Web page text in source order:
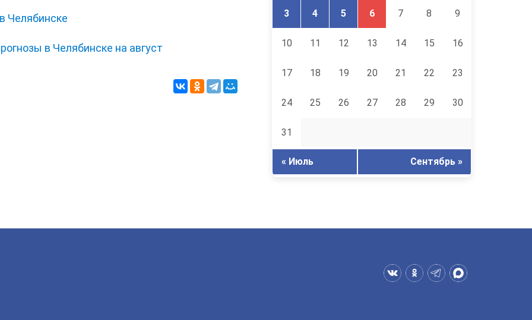
Челябинске
в Челябинске на август
3 4 5 6 7 8 9
10 11 12 13 14 15 16
17 18 19 20 21 22 23
24 25 26 27 28 29 30
31
« Июль Сентябрь »